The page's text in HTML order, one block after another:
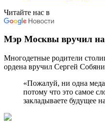
Читайте нас в
Мэр Москвы вручил
Многодетные родители
ордена вручил Сергей
«Пожалуй, ни одна
потому что это самое
закладываете будущее